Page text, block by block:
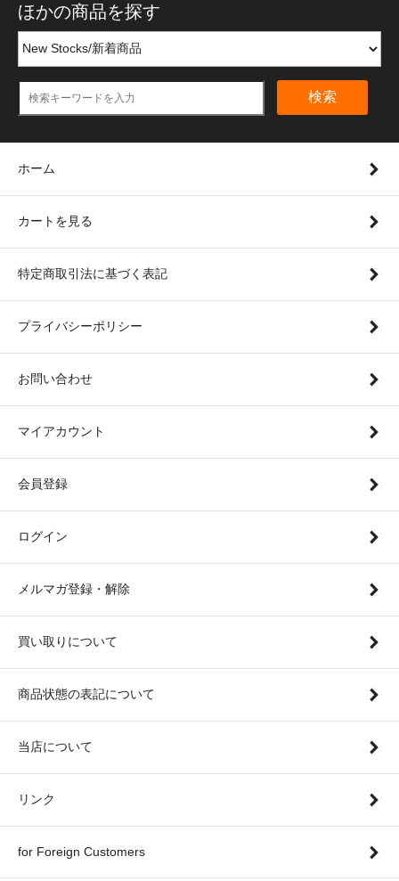
ほかの商品を探す
検索
ホーム
カートを見る
特定商取引法に基づく表記
プライバシーポリシー
お問い合わせ
マイアカウント
会員登録
ログイン
メルマガ登録・解除
買い取りについて
商品状態の表記について
当店について
リンク
for Foreign Customers